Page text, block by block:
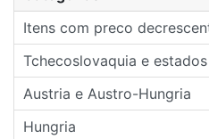
Itens com preco
Tchecoslovaquia e
Austria e Austro-Hungria
Hungria